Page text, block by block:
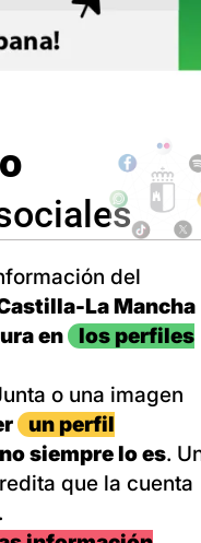
del
La Mancha
en
los perfiles
o una imagen
un perfil
siempre lo es.
que la cuenta